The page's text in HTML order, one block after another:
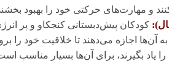
و مهارت‌های حرکتی خود را بهبود
کودکان پیش‌دبستانی کنجکاو و پر
آن‌ها اجازه می‌دهند تا خلاقیت خود را
یاد بگیرند، برای آن‌ها بسیار مناسب